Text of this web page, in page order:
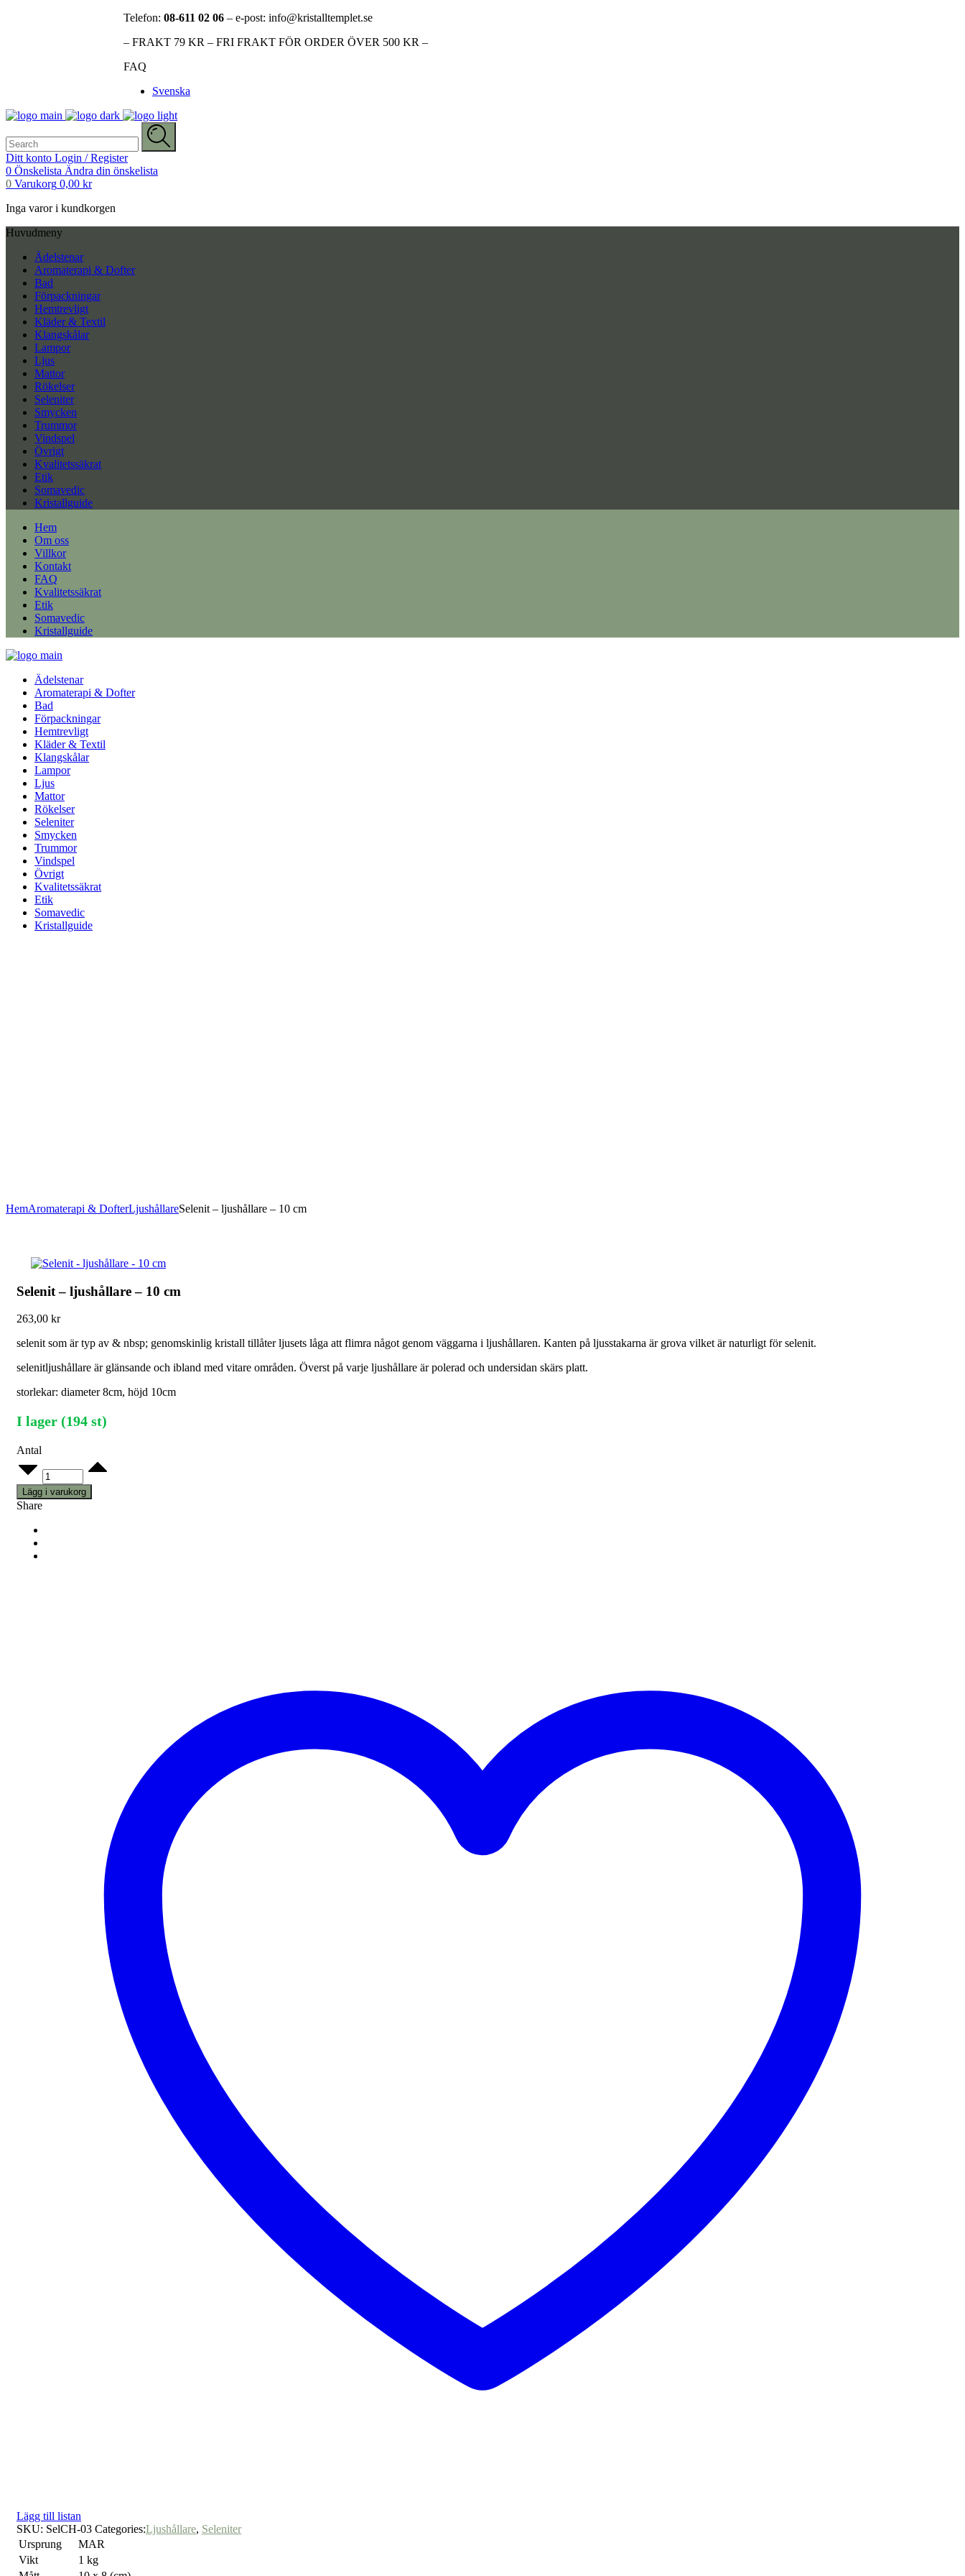
Telefon: 08-611 02 06 – e-post: info@kristalltemplet.se
– FRAKT 79 KR – FRI FRAKT FÖR ORDER ÖVER 500 KR –
FAQ
Svenska
for:
Ditt konto Login / Register
0 Önskelista Ändra din önskelista
0 Varukorg 0,00 kr
Inga varor i kundkorgen
Huvudmeny
Ädelstenar
Aromaterapi & Dofter
Bad
Förpackningar
Hemtrevligt
Kläder & Textil
Klangskålar
Lampor
Ljus
Mattor
Rökelser
Seleniter
Smycken
Trummor
Vindspel
Övrigt
Kvalitetssäkrat
Etik
Somavedic
Kristallguide
Hem
Om oss
Villkor
Kontakt
FAQ
Kvalitetssäkrat
Etik
Somavedic
Kristallguide
Ädelstenar
Aromaterapi & Dofter
Bad
Förpackningar
Hemtrevligt
Kläder & Textil
Klangskålar
Lampor
Ljus
Mattor
Rökelser
Seleniter
Smycken
Trummor
Vindspel
Övrigt
Kvalitetssäkrat
Etik
Somavedic
Kristallguide
HemAromaterapi & DofterLjushållareSelenit – ljushållare – 10 cm
Selenit – ljushållare – 10 cm
263,00 kr
selenit som är typ av & nbsp; genomskinlig kristall tillåter ljusets låga att flimra något genom väggarna i ljushållaren. Kanten på ljusstakarna är grova vilket är naturligt för selenit.
selenitljushållare är glänsande och ibland med vitare områden. Överst på varje ljushållare är polerad och undersidan skärs platt.
storlekar: diameter 8cm, höjd 10cm
I lager (194 st)
Antal
Selenit
ljushållare
-
quantity
Lägg i varukorg
Share
Lägg till listan
SKU: SelCH-03 Categories:Ljushållare, Seleniter
Ursprung
MAR
Vikt
1 kg